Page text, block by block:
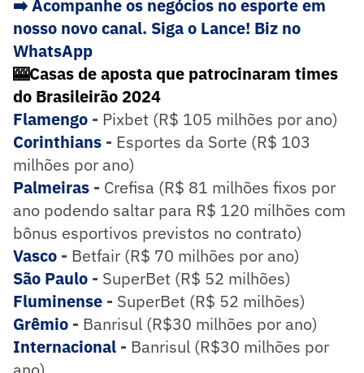
➡️ Acompanhe os negócios no esporte em
nosso novo canal. Siga o Lance! Biz no
WhatsApp
🎰Casas de aposta que patrocinaram times
do Brasileirão 2024
Flamengo - Pixbet (R$ 105 milhões por ano)
Corinthians - Esportes da Sorte (R$ 103
milhões por ano)
Palmeiras - Crefisa (R$ 81 milhões fixos por
ano podendo saltar para R$ 120 milhões com
bônus esportivos previstos no contrato)
Vasco - Betfair (R$ 70 milhões por ano)
São Paulo - SuperBet (R$ 52 milhões)
Fluminense - SuperBet (R$ 52 milhões)
Grêmio - Banrisul (R$30 milhões por ano)
Internacional - Banrisul (R$30 milhões por